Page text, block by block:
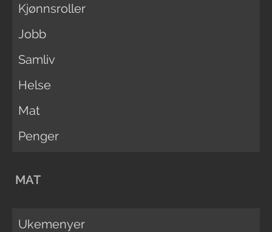
Kjønnsroller
Jobb
Samliv
Helse
Mat
Penger
MAT
Ukemenyer